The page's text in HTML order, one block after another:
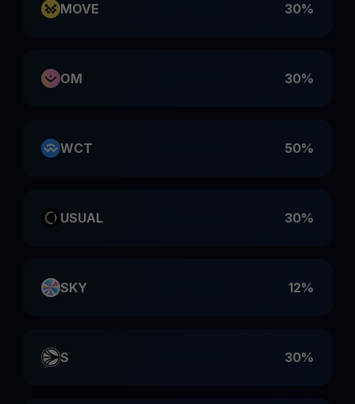
MOVE 30%
OM 30%
WCT 50%
USUAL 30%
SKY 12%
S 30%